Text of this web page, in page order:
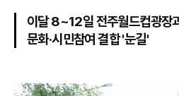
이달 8~12일 전주월드컵광장
문화·시민참여 결합 '눈길'